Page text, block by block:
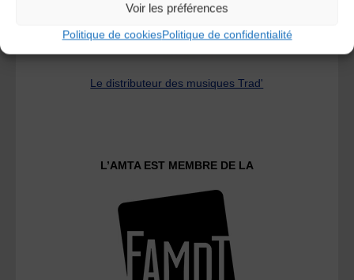
Voir les préférences
Politique de cookiesPolitique de confidentialité
Le distributeur des musiques Trad'
L’AMTA EST MEMBRE DE LA